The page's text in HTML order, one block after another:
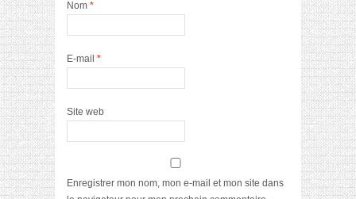
Nom *
E-mail *
Site web
Enregistrer mon nom, mon e-mail et mon site dans